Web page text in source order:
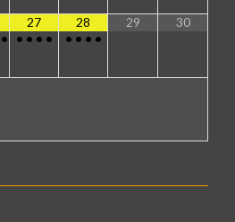
•
27
• • • •
28
• • • •
29 30